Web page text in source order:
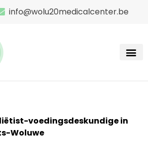
info@wolu20medicalcenter.be
voedingsdeskundige in
Woluwe